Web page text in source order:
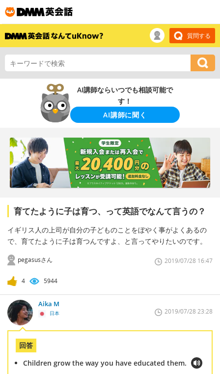
質問する
AI講師ならいつでも相談可能で
す！
AI講師に聞く
育てたように子は育つ、って英語でなんて言うの？
イギリス人の上司が自分の子どものことをぼやく事がよくあるの
で、育てたように子は育つんですよ、と言ってやりたいのです。
pegasusさん 2019/07/28 16:47
4 5944
Aika M
日本 2019/07/28 23:28
回答
Children grow the way you have educated them.